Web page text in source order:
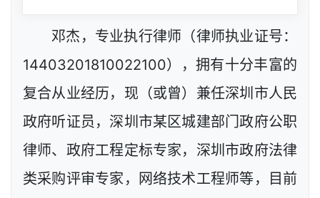
邓杰，专业执行律师（律师执业证号：
14403201810022100），拥有十分丰富的
复合从业经历，现（或曾）兼任深圳市人民
政府听证员，深圳市某区城建部门政府公职
律师、政府工程定标专家，深圳市政府法律
类采购评审专家，网络技术工程师等，目前